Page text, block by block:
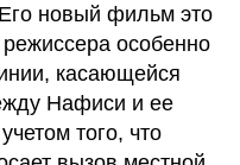
новый фильм это
особенно
касающейся
Нафиси и ее
того, что